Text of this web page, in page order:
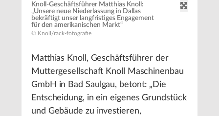
Knoll-Geschäftsführer Matthias Knoll:
„Unsere neue Niederlassung in Dallas
bekräftigt unser langfristiges Engagement
für den amerikanischen Markt“
© Knoll/rack-fotografie
Matthias Knoll, Geschäftsführer der
Muttergesellschaft Knoll Maschinenbau
GmbH in Bad Saulgau, betont: „Die
Entscheidung, in ein eigenes Grundstück
und Gebäude zu investieren,